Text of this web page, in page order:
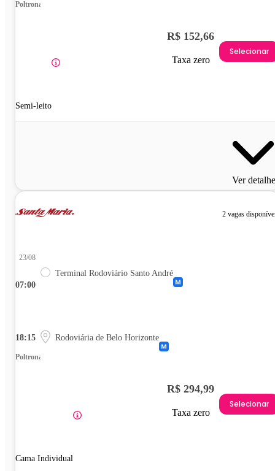
Poltrona
Semi-leito
R$ 152,66
Taxa zero
Selecionar
Ver
2 vagas
07:00
23/08
Terminal Rodoviário Santo André
18:15 Rodoviária de Belo Horizonte
Poltrona
Cama Individual
R$ 294,99
Taxa zero
Selecionar